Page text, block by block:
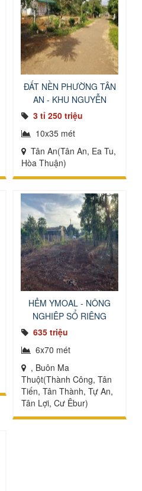
ĐẤT NỀN PHƯỜNG TÂN
AN - KHU NGUYỄN
XUÂN NGUYÊN
3 tỉ 250 triệu
10x35 mét
Tân An(Tân An, Ea Tu,
Hòa Thuận)
HẺM YMOAL - NÔNG
NGHIỆP SỔ RIÊNG
635 triệu
6x70 mét
, Buôn Ma
Thuột(Thành Công, Tân
Tiến, Tân Thành, Tự An,
Tân Lợi, Cư Êbur)